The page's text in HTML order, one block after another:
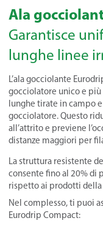
Ala
Garantisce
lunghe linee
L’ala gocciolante
gocciolatore unico e
lunghe tirate in campo
gocciolatore. Questo
all’attrito e previene
distanze maggiori per
La struttura resistente
consente fino al 20% di
rispetto ai prodotti della
Nel complesso, ti puoi
Eurodrip Compact: